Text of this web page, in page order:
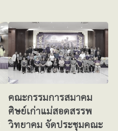
คณะกรรมการสมาคม
ศิษย์เก่าแม่สอดสรรพ
วิทยาคม จัดประชุมคณะ